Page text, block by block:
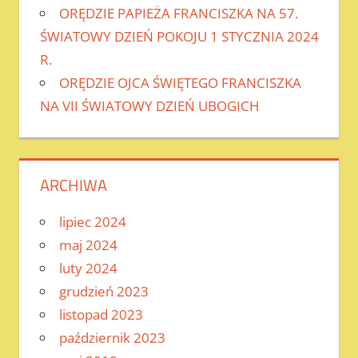
ORĘDZIE PAPIEŻA FRANCISZKA NA 57.
ŚWIATOWY DZIEŃ POKOJU 1 STYCZNIA 2024
R.
ORĘDZIE OJCA ŚWIĘTEGO FRANCISZKA
NA VII ŚWIATOWY DZIEŃ UBOGICH
ARCHIWA
lipiec 2024
maj 2024
luty 2024
grudzień 2023
listopad 2023
październik 2023